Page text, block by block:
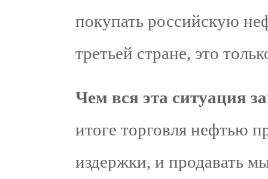
покупать российскую
третьей стране, это
Чем вся эта ситуация
итоге торговля нефтью
издержки, и продавать